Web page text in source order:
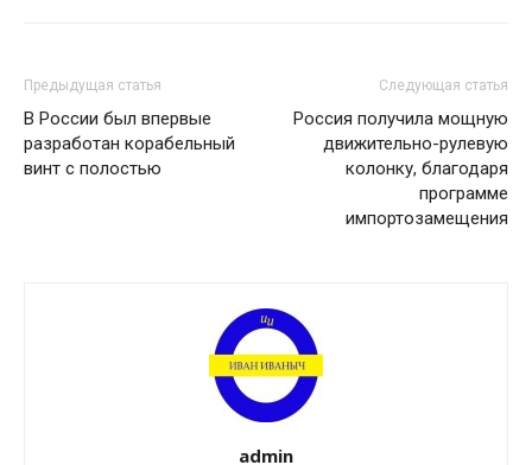
Предыдущая статья
В России был впервые
разработан корабельный
винт с полостью
Следующая статья
Россия получила мощную
движительно-рулевую
колонку, благодаря
программе
импортозамещения
admin